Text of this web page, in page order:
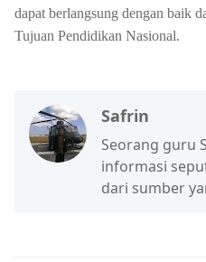
dapat berlangsung dengan baik
Tujuan Pendidikan Nasional.
Safrin
Seorang guru
informasi
dari sumber